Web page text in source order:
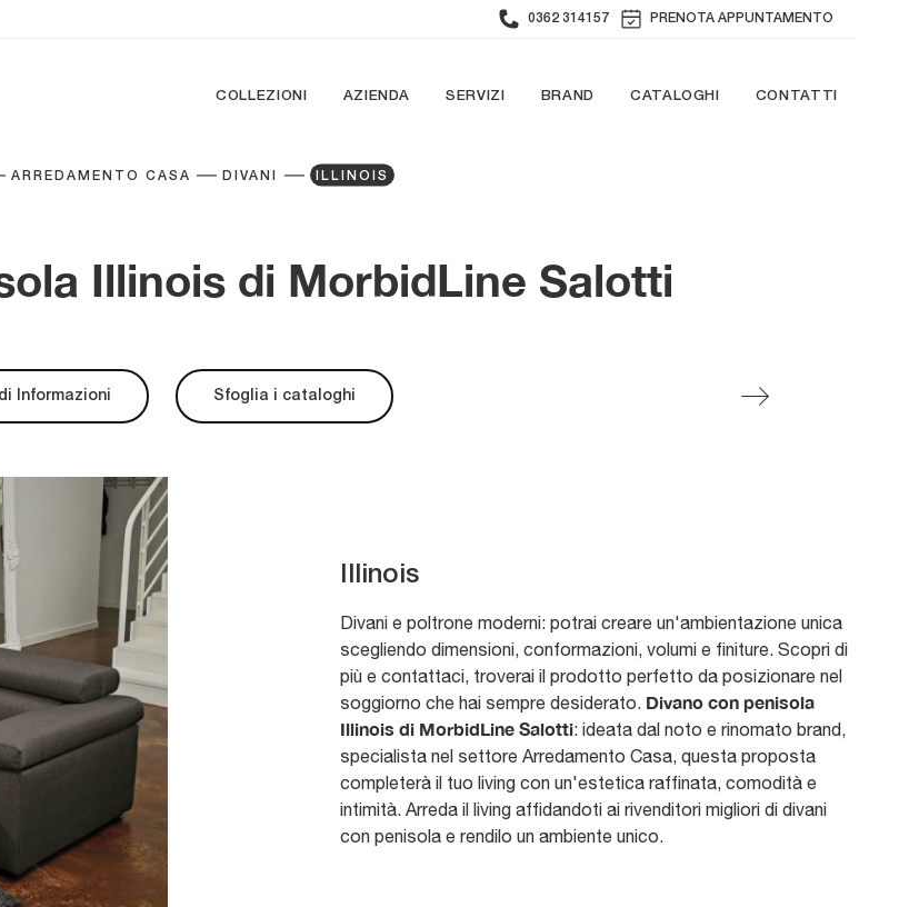
0362 314157 PRENOTA APPUNTAMENTO
COLLEZIONI AZIENDA SERVIZI BRAND CATALOGHI CONTATTI
ARREDAMENTO CASA DIVANI ILLINOIS
Illinois di MorbidLine Salotti
Informazioni Sfoglia i cataloghi
Illinois
Divani e poltrone moderni: potrai creare un'ambientazione unica
scegliendo dimensioni, conformazioni, volumi e finiture. Scopri di
più e contattaci, troverai il prodotto perfetto da posizionare nel
soggiorno che hai sempre desiderato. Divano con penisola
Illinois di MorbidLine Salotti: ideata dal noto e rinomato brand,
specialista nel settore Arredamento Casa, questa proposta
completerà il tuo living con un'estetica raffinata, comodità e
intimità. Arreda il living affidandoti ai rivenditori migliori di divani
con penisola e rendilo un ambiente unico.